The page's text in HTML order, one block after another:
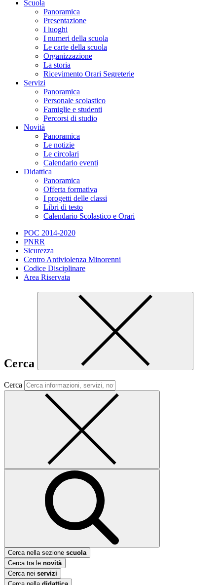
Scuola
Panoramica
Presentazione
I luoghi
I numeri della scuola
Le carte della scuola
Organizzazione
La storia
Ricevimento Orari Segreterie
Servizi
Panoramica
Personale scolastico
Famiglie e studenti
Percorsi di studio
Novità
Panoramica
Le notizie
Le circolari
Calendario eventi
Didattica
Panoramica
Offerta formativa
I progetti delle classi
Libri di testo
Calendario Scolastico e Orari
POC 2014-2020
PNRR
Sicurezza
Centro Antiviolenza Minorenni
Codice Disciplinare
Area Riservata
Cerca
Cerca
Cerca nella sezione scuola
Cerca tra le novità
Cerca nei servizi